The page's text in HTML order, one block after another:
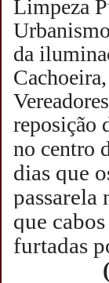
Limpeza
da
reposição
no centro
dias que
passarela
que
furtadas